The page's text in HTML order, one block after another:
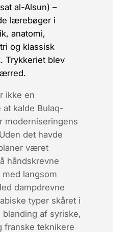
al-Alsun) –
lærebøger i
anatomi,
og klassisk
Trykkeriet blev
ikke en
at kalde Bulaq-
moderniseringens
det havde
været
håndskrevne
langsom
dampdrevne
typer skåret i
blanding af syriske,
franske teknikere